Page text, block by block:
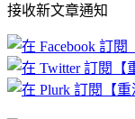
文
章
分
類
接收新文章通知